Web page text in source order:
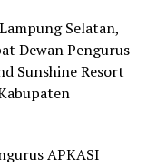
akan kita
pak Gubernur dan
pendapatan
Selatan,
Dewan Pengurus
Sunshine Resort
APKASI